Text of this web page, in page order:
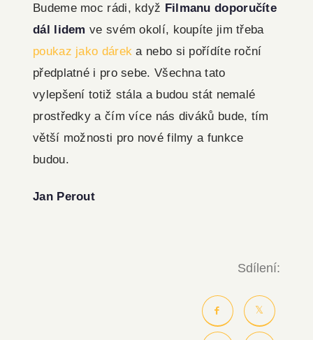
Budeme moc rádi, když Filmanu doporučíte
dál lidem ve svém okolí, koupíte jim třeba
poukaz jako dárek a nebo si pořídíte roční
předplatné i pro sebe. Všechna tato
vylepšení totiž stála a budou stát nemalé
prostředky a čím více nás diváků bude, tím
větší možnosti pro nové filmy a funkce
budou.
Jan Perout
Sdílení: